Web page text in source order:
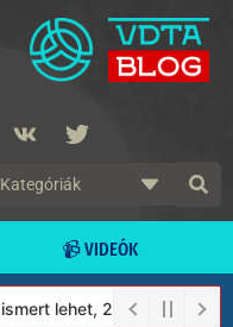
📹 VIDEÓK
lehet, 2023-tól a Védett